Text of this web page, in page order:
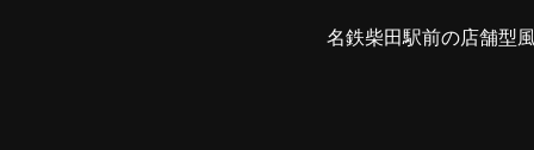
名鉄柴田駅前の店舗型